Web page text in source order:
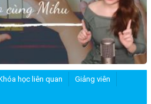
học liên quan
Giảng viên